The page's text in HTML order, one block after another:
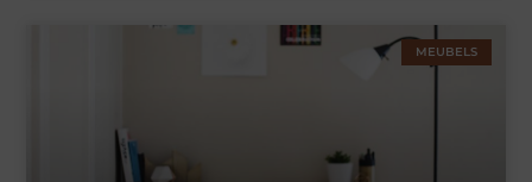
MEUBELS